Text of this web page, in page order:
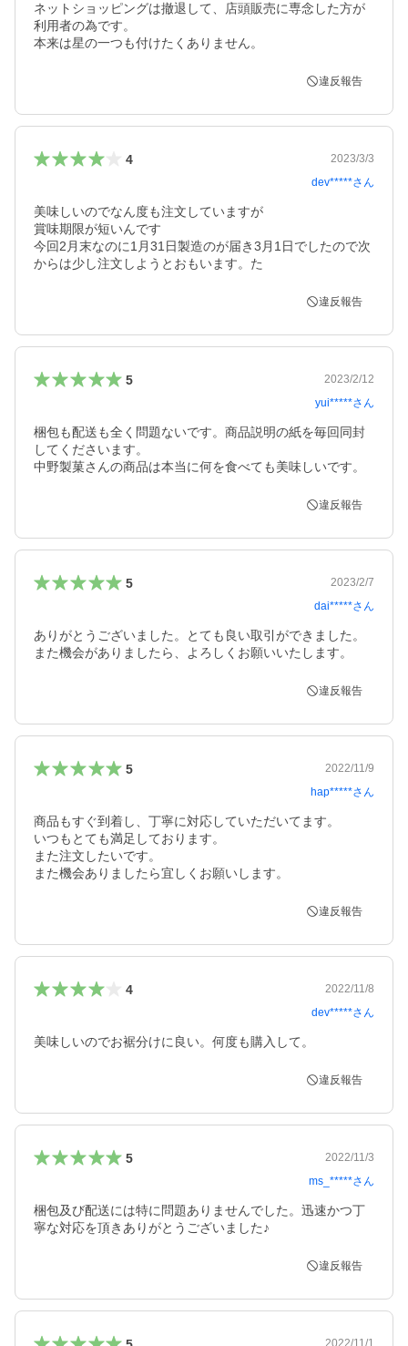
ネットショッピングは撤退して、店頭販売に専念した方が
利用者の為です。
違反報告
4
2023/3/3
dev*****さん
美味しいのでなん度も注文していますが
賞味期限が短いんです
今回2月末なのに1月31日製造のが届き3月1日でしたので次
からは少し注文しようとおもいます。た
違反報告
5
2023/2/12
yui*****さん
梱包も配送も全く問題ないです。商品説明の紙を毎回同封
してくださいます。
中野製菓さんの商品は本当に何を食べても美味しいです。
違反報告
5
2023/2/7
dai*****さん
ありがとうございました。とても良い取引ができました。
違反報告
5
2022/11/9
hap*****さん
商品もすぐ到着し、丁寧に対応していただいてます。
いつもとても満足しております。
また注文したいです。
また機会ありましたら宜しくお願いします。
違反報告
4
2022/11/8
dev*****さん
美味しいのでお裾分けに良い。何度も購入して。
違反報告
5
2022/11/3
ms_*****さん
梱包及び配送には特に問題ありませんでした。迅速かつ丁
寧な対応を頂きありがとうございました♪
違反報告
2022/11/1